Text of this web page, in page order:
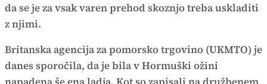
da se je za vsak varen prehod skoznjo treba uskladiti
z njimi.
Britanska agencija za pomorsko trgovino (UKMTO) je
danes sporočila, da je bila v Hormuški ožini